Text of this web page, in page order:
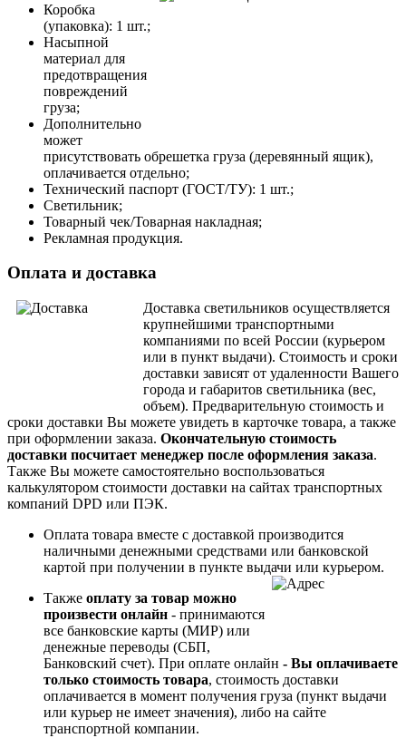
Коробка
(упаковка): 1 шт.;
Насыпной
материал для
предотвращения
повреждений
груза;
Дополнительно
может
присутствовать обрешетка груза (деревянный ящик),
оплачивается отдельно;
Технический паспорт (ГОСТ/ТУ): 1 шт.;
Светильник;
Товарный чек/Товарная накладная;
Рекламная продукция.
Оплата и доставка
Доставка светильников осуществляется
крупнейшими транспортными
компаниями по всей России (курьером
или в пункт выдачи). Стоимость и сроки
доставки зависят от удаленности Вашего
города и габаритов светильника (вес,
объем). Предварительную стоимость и
сроки доставки Вы можете увидеть в карточке товара, а также
при оформлении заказа. Окончательную стоимость
доставки посчитает менеджер после оформления заказа.
Также Вы можете самостоятельно воспользоваться
калькулятором стоимости доставки на сайтах транспортных
компаний DPD или ПЭК.
Оплата товара вместе с доставкой производится
наличными денежными средствами или банковской
картой при получении в пункте выдачи или курьером.
Также оплату за товар можно
произвести онлайн - принимаются
все банковские карты (МИР) или
денежные переводы (СБП,
Банковский счет). При оплате онлайн - Вы оплачиваете
только стоимость товара, стоимость доставки
оплачивается в момент получения груза (пункт выдачи
или курьер не имеет значения), либо на сайте
транспортной компании.